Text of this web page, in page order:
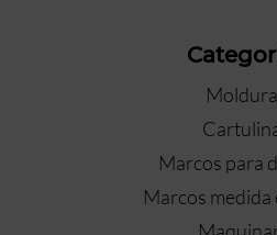
Marcos para
Marcos